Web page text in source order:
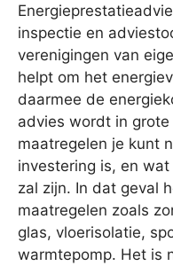
inspectie en
verenigingen van
helpt om het
daarmee de
advies wordt in
maatregelen je kunt
investering is, en
zal zijn. In dat geval
maatregelen zoals
glas, vloerisolatie,
warmtepomp. Het is